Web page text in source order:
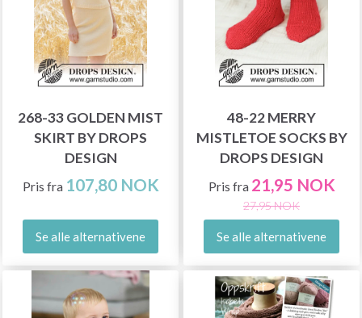
268-33 GOLDEN MIST
SKIRT BY DROPS
DESIGN
Pris fra 107,80 NOK
Se alle alternativene
48-22 MERRY
MISTLETOE SOCKS BY
DROPS DESIGN
Pris fra 21,95 NOK
27,95 NOK
Se alle alternativene